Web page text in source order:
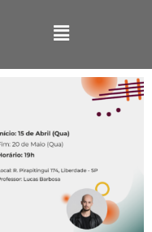
Main
Menu